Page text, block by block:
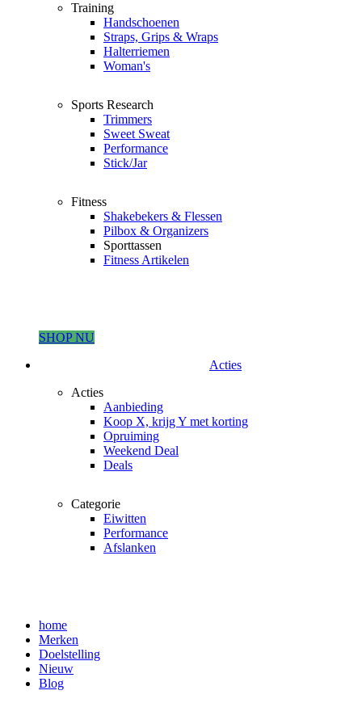
Training
Handschoenen
Straps, Grips & Wraps
Halterriemen
Woman's
Sports Research
Trimmers
Sweet Sweat
Performance
Stick/Jar
Fitness
Shakebekers & Flessen
Pilbox & Organizers
Sporttassen
Fitness Artikelen
SHOP NU
Acties
Acties
Aanbieding
Koop X, krijg Y met korting
Opruiming
Weekend Deal
Deals
Categorie
Eiwitten
Performance
Afslanken
home
Merken
Doelstelling
Nieuw
Blog